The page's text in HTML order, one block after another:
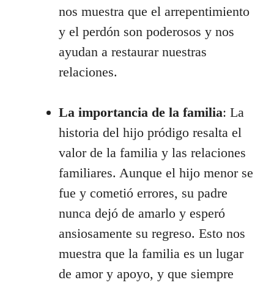
nos muestra que el arrepentimiento
y el perdón son poderosos y nos
ayudan a restaurar nuestras
relaciones.
La importancia de la familia: La
historia del hijo pródigo resalta el
valor de la familia y las relaciones
familiares. Aunque el hijo menor se
fue y cometió errores, su padre
nunca dejó de amarlo y esperó
ansiosamente su regreso. Esto nos
muestra que la familia es un lugar
de amor y apoyo, y que siempre